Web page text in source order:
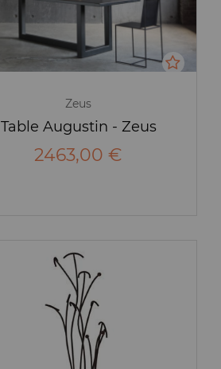
Zeus
Table Augustin - Zeus
2463,00 €